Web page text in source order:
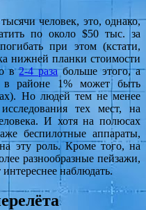
человек, это, однако,
по около $50 тыс. за
при этом (кстати,
нижней планки стоимости
в2-4 разабольше этого, а
в районе 1% может быть
Но людей тем не менее
тех мест, на
И хотя на полюсах
беспилотные аппараты,
эту роль. Кроме того, на
разнообразные пейзажи,
наблюдать.